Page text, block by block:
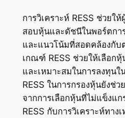
การวิเคราะห์ RESS ช่วยใ
สอบหุ้นและดัชนีในพอร์ตกา
และแนวโน้มที่สอดคล้องกับ
เกณฑ์ RESS ช่วยให้เลือก
และเหมาะสมในการลงทุนใ
RESS ในการกรองหุ้นยังช่
จากการเลือกหุ้นที่ไม่แข็งแก
RESS กับการวิเคราะห์ทาง